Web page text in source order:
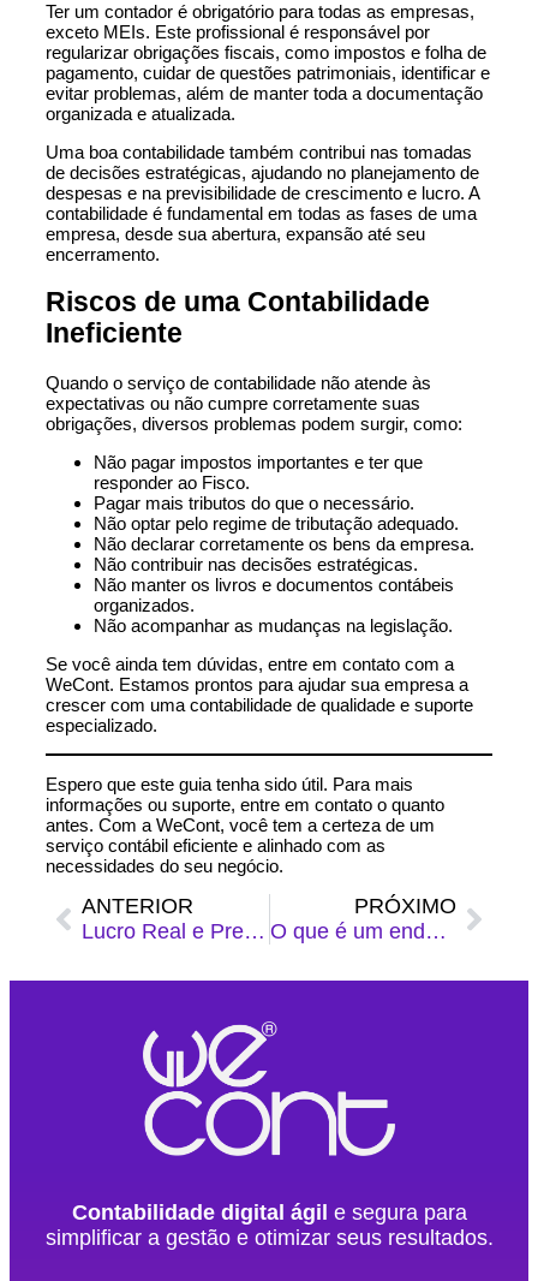
Ter um contador é obrigatório para todas as empresas,
exceto MEIs. Este profissional é responsável por
regularizar obrigações fiscais, como impostos e folha de
pagamento, cuidar de questões patrimoniais, identificar e
evitar problemas, além de manter toda a documentação
organizada e atualizada.
Uma boa contabilidade também contribui nas tomadas
de decisões estratégicas, ajudando no planejamento de
despesas e na previsibilidade de crescimento e lucro. A
contabilidade é fundamental em todas as fases de uma
empresa, desde sua abertura, expansão até seu
encerramento.
Riscos de uma Contabilidade
Ineficiente
Quando o serviço de contabilidade não atende às
expectativas ou não cumpre corretamente suas
obrigações, diversos problemas podem surgir, como:
Não pagar impostos importantes e ter que
responder ao Fisco.
Pagar mais tributos do que o necessário.
Não optar pelo regime de tributação adequado.
Não declarar corretamente os bens da empresa.
Não contribuir nas decisões estratégicas.
Não manter os livros e documentos contábeis
organizados.
Não acompanhar as mudanças na legislação.
Se você ainda tem dúvidas, entre em contato com a
WeCont. Estamos prontos para ajudar sua empresa a
crescer com uma contabilidade de qualidade e suporte
especializado.
Espero que este guia tenha sido útil. Para mais
informações ou suporte, entre em contato o quanto
antes. Com a WeCont, você tem a certeza de um
serviço contábil eficiente e alinhado com as
necessidades do seu negócio.
ANTERIOR
Lucro Real e Presumido: o que são e qual o melhor para sua empresa
PRÓXIMO
O que é um endereço fiscal e para que serve
Contabilidade digital ágil e segura para
simplificar a gestão e otimizar seus resultados.